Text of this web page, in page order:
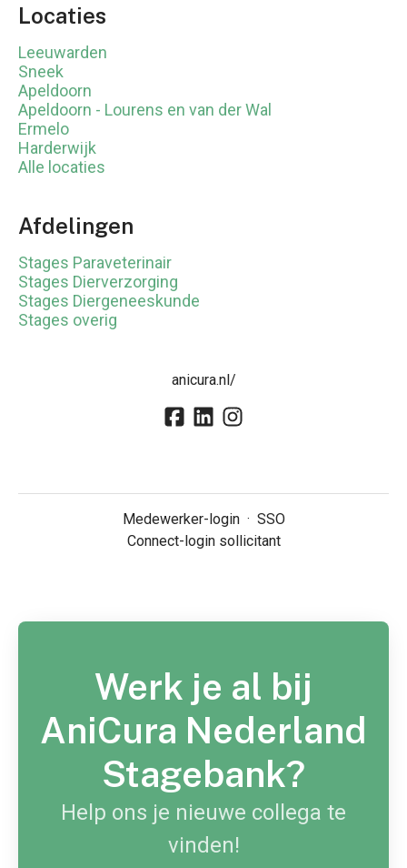
Locaties
Leeuwarden
Sneek
Apeldoorn
Apeldoorn - Lourens en van der Wal
Ermelo
Harderwijk
Alle locaties
Afdelingen
Stages Paraveterinair
Stages Dierverzorging
Stages Diergeneeskunde
Stages overig
anicura.nl/
Medewerker-login · SSO
Connect-login sollicitant
Werk je al bij
AniCura Nederland
Stagebank?
Help ons je nieuwe collega te
vinden!